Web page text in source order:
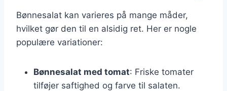
Bønnesalat kan varieres på mange måder,
hvilket gør den til en alsidig ret. Her er nogle
populære variationer:
Bønnesalat med tomat: Friske tomater
tilføjer saftighed og farve til salaten.